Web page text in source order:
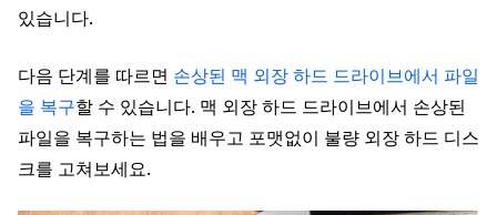
있습니다.
다음 단계를 따르면 손상된 맥 외장 하드 드라이브에서 파일
을 복구할 수 있습니다. 맥 외장 하드 드라이브에서 손상된
파일을 복구하는 법을 배우고 포맷없이 불량 외장 하드 디스
크를 고쳐보세요.